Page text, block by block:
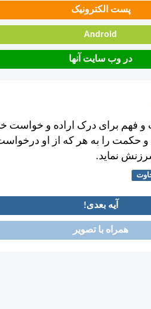
پست الکترونیک
Android
در وب سایت آنها
فهم برای درک اراده و خواست
و حكمت را به هر كه از او
نمايد.
آیه بعدی!
همراه با تصویر